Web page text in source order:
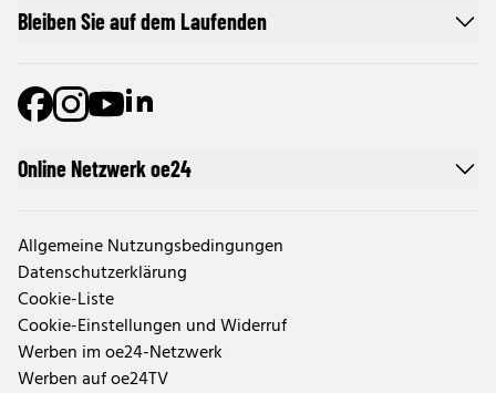
Online Netzwerk oe24
Allgemeine Nutzungsbedingungen
Datenschutzerklärung
Cookie-Liste
Cookie-Einstellungen und Widerruf
Werben im oe24-Netzwerk
Werben auf oe24TV
Bleiben Sie auf dem Laufenden